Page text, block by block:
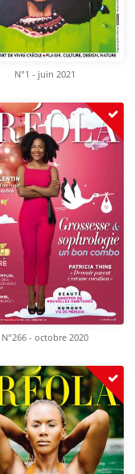
N°1 - juin 2021
N°266 - octobre 2020